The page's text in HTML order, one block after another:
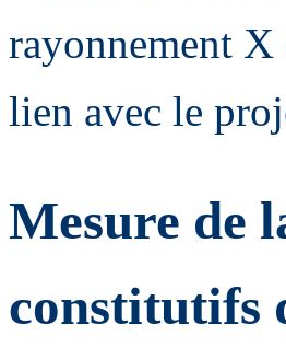
rayonnement X
lien avec le
Mesure de
constitutifs